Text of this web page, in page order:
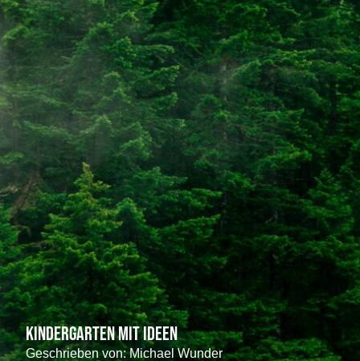
Kindergarten mit Ideen
Geschrieben von:Michael Wunder